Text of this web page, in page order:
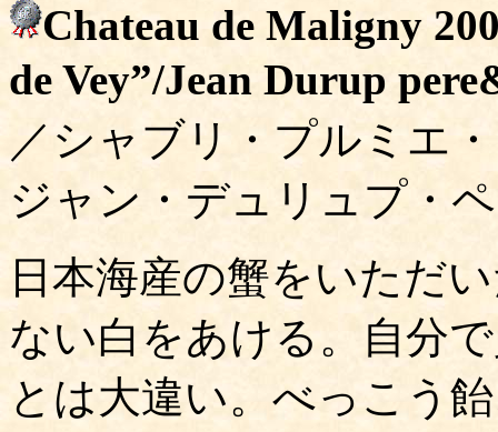
Chateau de Maligny
de Vey”/Jean Durup
／シャブリ・プルミエ
ジャン・デュリュプ・
日本海産の蟹をいただ
ない白をあける。自分
とは大違い。べっこう